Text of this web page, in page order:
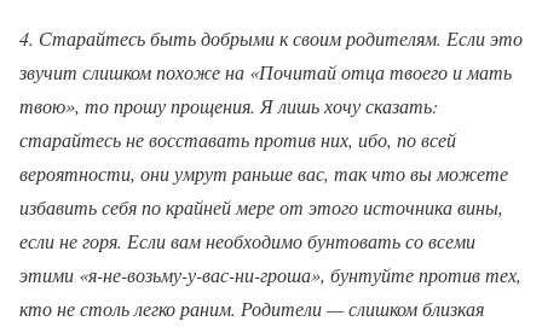
4. Старайтесь быть добрыми к своим родителям. Если это
звучит слишком похоже на «Почитай отца твоего и мать
твою», то прошу прощения. Я лишь хочу сказать:
старайтесь не восставать против них, ибо, по всей
вероятности, они умрут раньше вас, так что вы можете
избавить себя по крайней мере от этого источника вины,
если не горя. Если вам необходимо бунтовать со всеми
этими «я-не-возьму-у-вас-ни-гроша», бунтуйте против тех,
кто не столь легко раним. Родители — слишком близкая